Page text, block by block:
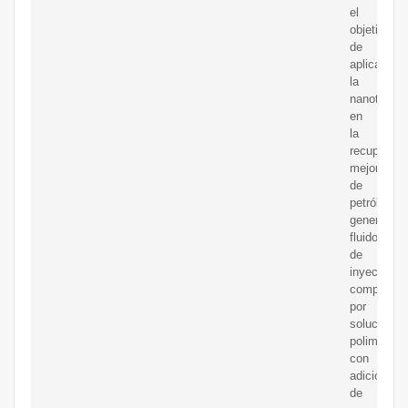
el
objetivo
de
aplicar
la
en
la
mejorada
de
petróleo
generando
fluidos
de
inyección
por
soluciones
con
adición
de